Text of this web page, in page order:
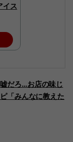
イス
だろ…お店の味じ
「みんなに教えた